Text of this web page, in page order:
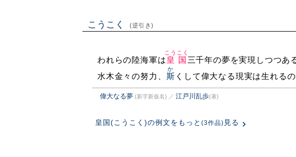
こうこく (逆引き)
われらの陸海軍は皇国
こうこく
三千年の夢を実現しつつあ
水木金々の努力、 斯
か
くして偉大なる現実は生れる
偉大なる夢 (新字新仮名) ／ 江戸川乱歩(著)
皇国(こうこく)の例文をもっと (3作品) 見る